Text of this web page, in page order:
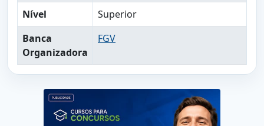
Nível
Superior
Banca
Organizadora
FGV